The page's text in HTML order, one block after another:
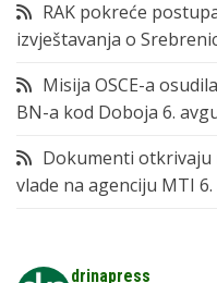
RAK pokreće
izvještavanja o
Misija OSCE-a
BN-a kod Doboja 6.
Dokumenti otkrivaju
vlade na agenciju MTI
drinapress